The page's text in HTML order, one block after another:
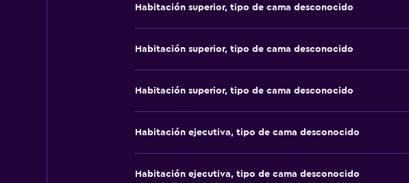
Habitación superior, tipo de cama desconocido
Habitación superior, tipo de cama desconocido
Habitación superior, tipo de cama desconocido
Habitación ejecutiva, tipo de cama desconocido
Habitación ejecutiva, tipo de cama desconocido